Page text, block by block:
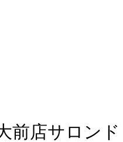
前店サロン